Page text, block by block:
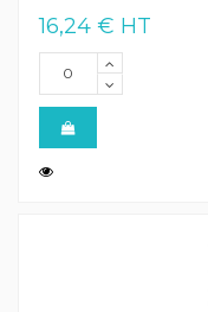
16,24 € HT